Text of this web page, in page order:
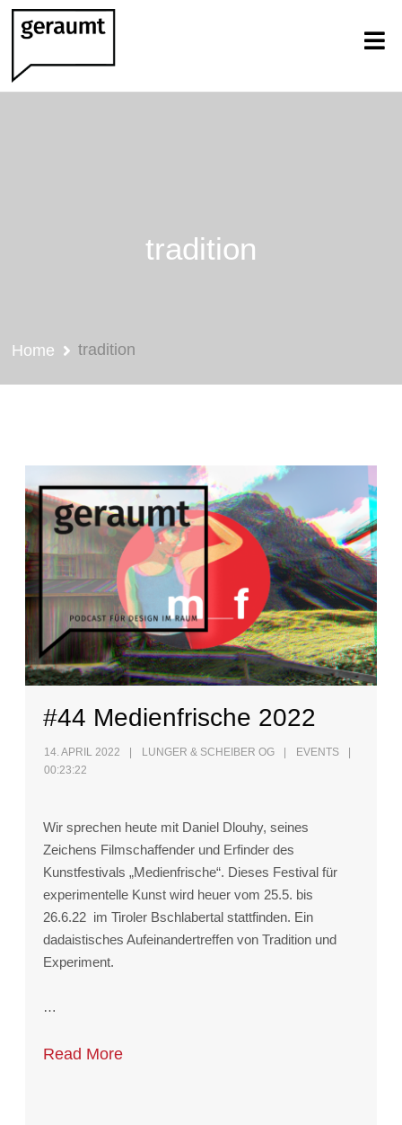
tradition
Home tradition
#44 Medienfrische 2022
14. APRIL 2022 LUNGER & SCHEIBER OG
EVENTS
00:23:22
Wir sprechen heute mit Daniel Dlouhy, seines
Zeichens Filmschaffender und Erfinder des
Kunstfestivals „Medienfrische“. Dieses Festival für
experimentelle Kunst wird heuer vom 25.5. bis
26.6.22 im Tiroler Bschlabertal stattfinden. Ein
dadaistisches Aufeinandertreffen von Tradition und
Experiment.
…
Read More